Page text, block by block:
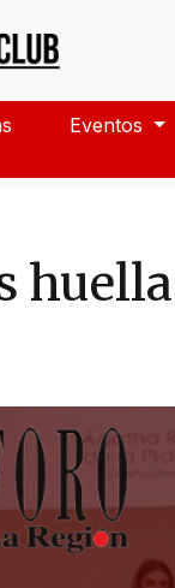
Eventos